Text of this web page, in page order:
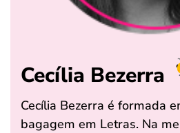
Cecília Bezerra
Cecília Bezerra é formada
bagagem em Letras. Na